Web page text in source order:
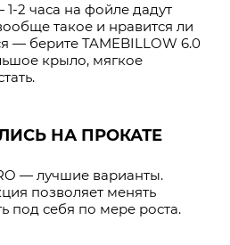
2 часа на фойле дадут
такое и нравится ли
— берите TAMEBILLOW 6.0
крыло, мягкое
НА ПРОКАТЕ
— лучшие варианты.
позволяет менять
под себя по мере роста.